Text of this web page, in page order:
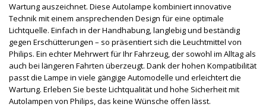
Wartung auszeichnet. Diese Autolampe kombiniert innovative
Technik mit einem ansprechenden Design für eine optimale
Lichtquelle. Einfach in der Handhabung, langlebig und beständig
gegen Erschütterungen – so präsentiert sich die Leuchtmittel von
Philips. Ein echter Mehrwert für Ihr Fahrzeug, der sowohl im Alltag als
auch bei längeren Fahrten überzeugt. Dank der hohen Kompatibilität
passt die Lampe in viele gängige Automodelle und erleichtert die
Wartung. Erleben Sie beste Lichtqualität und hohe Sicherheit mit
Autolampen von Philips, das keine Wünsche offen lässt.